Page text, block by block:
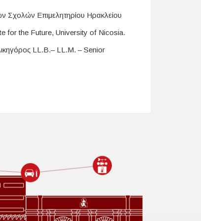
Σχολών Επιμελητηρίου Ηρακλείου
for the Future, University of Nicosia.
LL.B.– LL.M. – Senior